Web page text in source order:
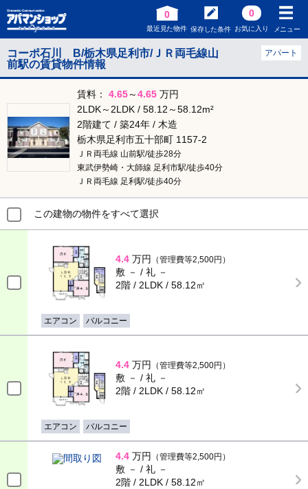
0
最近見た物件 保存した条件
0
お気に入り メニュー
コーポ石川 Β/栃木県足利市/ＪＲ両毛線山
前駅の賃貸物件情報
アパート
賃料： 4.65～4.65 万円
2LDK～2LDK / 58.12～58.12m²
2階建て / 築24年 / 木造
栃木県足利市五十部町 1157-2
ＪＲ両毛線 山前駅/徒歩28分
東武伊勢崎・大師線 足利市駅/徒歩40分
ＪＲ両毛線 足利駅/徒歩40分
この建物の物件をすべて選択
4.4 万円 （管理費等2,500円）
敷 － / 礼 －
2階 / 2LDK / 58.12㎡
エアコン バルコニー
4.4 万円 （管理費等2,500円）
敷 － / 礼 －
2階 / 2LDK / 58.12㎡
エアコン バルコニー
4.4 万円 （管理費等2,500円）
敷 － / 礼 －
2階 / 2LDK / 58.12㎡